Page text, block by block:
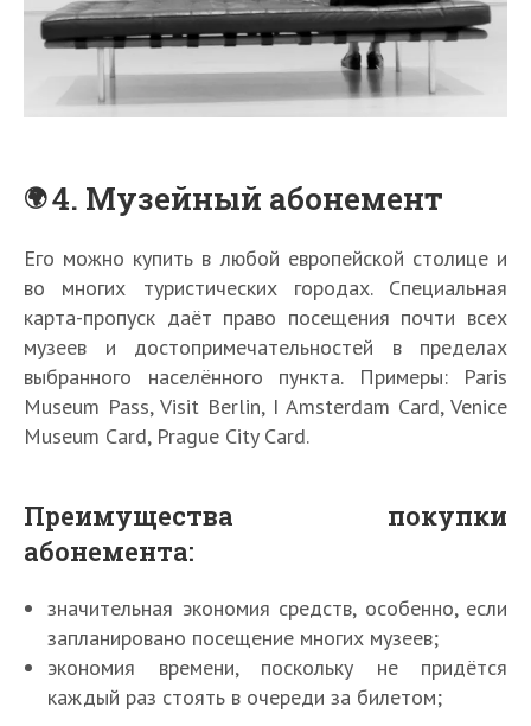
4. Музейный абонемент
Его можно купить в любой европейской столице и
во многих туристических городах. Специальная
карта-пропуск даёт право посещения почти всех
музеев и достопримечательностей в пределах
выбранного населённого пункта. Примеры: Paris
Museum Pass, Visit Berlin, I Amsterdam Card, Venice
Museum Card, Prague City Card.
Преимущества покупки
абонемента:
значительная экономия средств, особенно, если
запланировано посещение многих музеев;
экономия времени, поскольку не придётся
каждый раз стоять в очереди за билетом;